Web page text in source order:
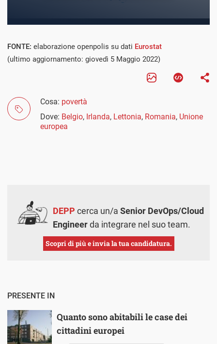
FONTE: elaborazione openpolis su dati Eurostat
(ultimo aggiornamento: giovedì 5 Maggio 2022)
Cosa: povertà
Dove: Belgio, Irlanda, Lettonia, Romania, Unione
europea
DEPP cerca un/a Senior DevOps/Cloud
Engineerda integrare nel suo team.
Scopri di più e invia la tua candidatura.
PRESENTE IN
Quanto sono abitabili le case dei
cittadini europei